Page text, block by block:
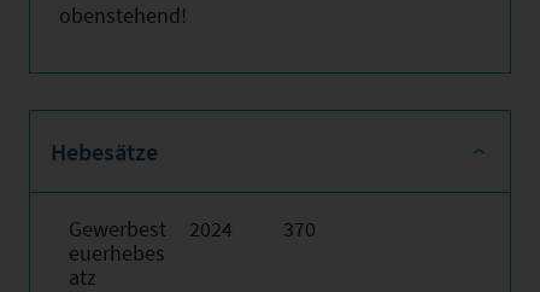
obenstehend!
Hebesätze
Gewerbest
euerhebes
atz
2024 370